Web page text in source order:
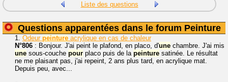
Liste des questions
Questions apparentées dans le forum Peinture
1. Odeur peinture acrylique en cas de chaleur
N°806 : Bonjour. J'ai peint le plafond, en placo, d'une chambre. J'ai mis
une sous-couche pour placo puis de la peinture satinée. Le résultat
ne me plaisant pas, j'ai repeint, 2 ans plus tard, en acrylique mat.
Depuis peu, avec...